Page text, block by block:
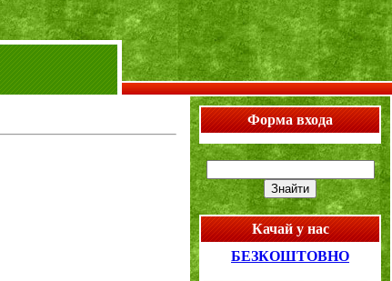
Форма входа
Качай у нас
БЕЗКОШТОВНО